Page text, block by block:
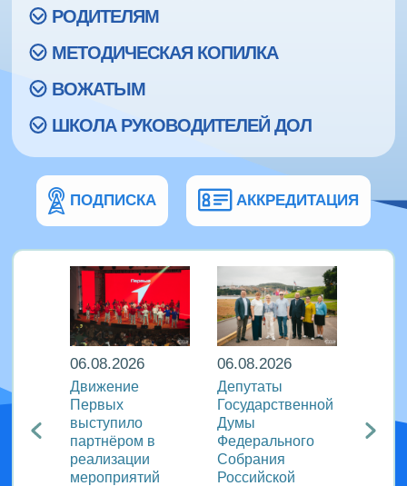
РОДИТЕЛЯМ
МЕТОДИЧЕСКАЯ КОПИЛКА
ВОЖАТЫМ
ШКОЛА РУКОВОДИТЕЛЕЙ ДОЛ
ПОДПИСКА АККРЕДИТАЦИЯ
в
06.08.2026
Движение
Первых
выступило
партнёром в
реализации
мероприятий
06.08.2026
Депутаты
Государственной
Думы
Федерального
Собрания
Российской
идеи